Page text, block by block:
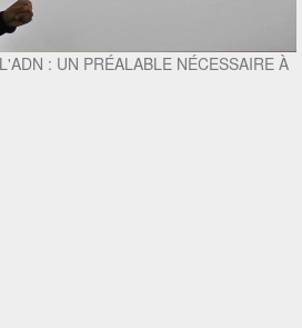
: UN PRÉALABLE NÉCESSAIRE À